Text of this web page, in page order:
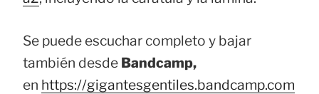
Se puede escuchar completo y bajar
también desde Bandcamp,
en https://gigantesgentiles.bandcamp.com